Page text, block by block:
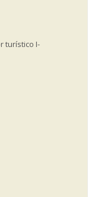
turístico I-